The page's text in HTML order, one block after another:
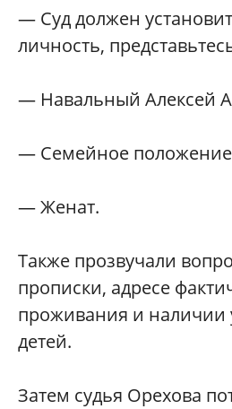
— Суд должен
личность,
— Навальный Алексей
— Семейное
— Женат.
Также прозвучали
прописки, адресе
проживания и наличии
детей.
Затем судья Орехова